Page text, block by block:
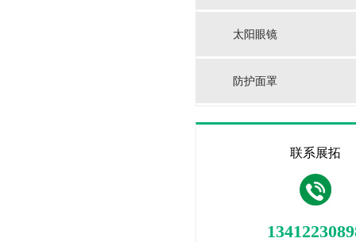
太阳眼镜
防护面罩
联系展拓